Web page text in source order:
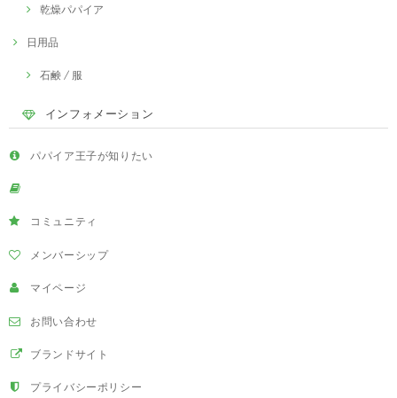
乾燥パパイア
日用品
石鹸 / 服
インフォメーション
パパイア王子が知りたい
コミュニティ
メンバーシップ
マイページ
お問い合わせ
ブランドサイト
プライバシーポリシー